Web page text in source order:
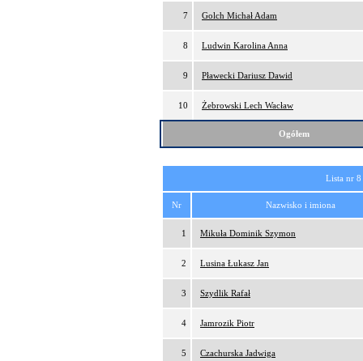
7 Golch Michał Adam
8 Ludwin Karolina Anna
9 Pławecki Dariusz Dawid
10 Żebrowski Lech Wacław
Ogółem
Lista nr
Nr Nazwisko i imiona
1 Mikuła Dominik Szymon
2 Lusina Łukasz Jan
3 Szydlik Rafał
4 Jamrozik Piotr
5 Czachurska Jadwiga